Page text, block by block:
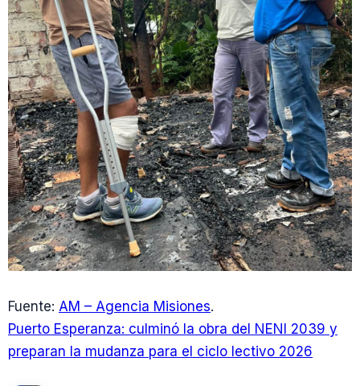
Fuente: AM – Agencia Misiones.
Puerto Esperanza: culminó la obra del NENI 2039 y
preparan la mudanza para el ciclo lectivo 2026